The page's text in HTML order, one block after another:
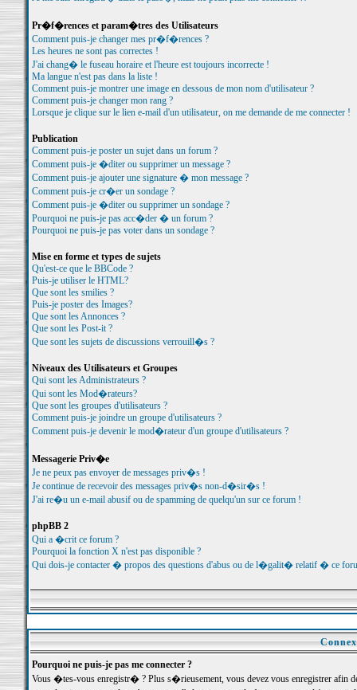
Pr�f�rences et param�tres des Utilisateurs
Comment puis-je changer mes pr�f�rences ?
Les heures ne sont pas correctes !
J'ai chang� le fuseau horaire et l'heure est toujours incorrecte !
Ma langue n'est pas dans la liste !
Comment puis-je montrer une image en dessous de mon nom d'utilisateur ?
Comment puis-je changer mon rang ?
Lorsque je clique sur le lien e-mail d'un utilisateur, on me demande de me connecter !
Publication
Comment puis-je poster un sujet dans un forum ?
Comment puis-je �diter ou supprimer un message ?
Comment puis-je ajouter une signature � mon message ?
Comment puis-je cr�er un sondage ?
Comment puis-je �diter ou supprimer un sondage ?
Pourquoi ne puis-je pas acc�der � un forum ?
Pourquoi ne puis-je pas voter dans un sondage ?
Mise en forme et types de sujets
Qu'est-ce que le BBCode ?
Puis-je utiliser le HTML?
Que sont les smilies ?
Puis-je poster des Images?
Que sont les Annonces ?
Que sont les Post-it ?
Que sont les sujets de discussions verrouill�s ?
Niveaux des Utilisateurs et Groupes
Qui sont les Administrateurs ?
Qui sont les Mod�rateurs?
Que sont les groupes d'utilisateurs ?
Comment puis-je joindre un groupe d'utilisateurs ?
Comment puis-je devenir le mod�rateur d'un groupe d'utilisateurs ?
Messagerie Priv�e
Je ne peux pas envoyer de messages priv�s !
Je continue de recevoir des messages priv�s non-d�sir�s !
J'ai re�u un e-mail abusif ou de spamming de quelqu'un sur ce forum !
phpBB 2
Qui a �crit ce forum ?
Pourquoi la fonction X n'est pas disponible ?
Qui dois-je contacter � propos des questions d'abus ou de l�galit� relatif � ce
Pourquoi ne puis-je pas me connecter ?
Vous �tes-vous enregistr� ? Plus s�rieusement, vous devez vous enregistrer